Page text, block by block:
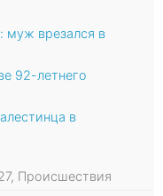
муж врезался в
92-летнего
в
Происшествия